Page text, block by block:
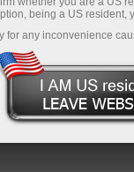
being a US resident,
for any inconvenience